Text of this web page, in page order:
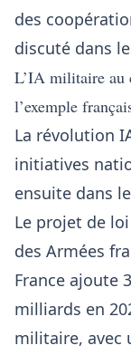
des
discuté dans
L’IA militaire au
l’exemple
La révolution
initiatives
ensuite dans
Le projet de
des Armées
France ajoute
milliards en
militaire, avec